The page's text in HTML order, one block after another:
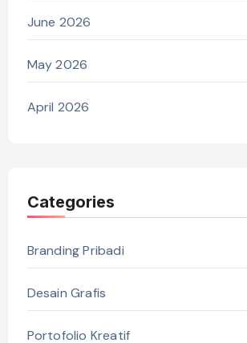
June 2026
May 2026
April 2026
Categories
Branding Pribadi
Desain Grafis
Portofolio Kreatif